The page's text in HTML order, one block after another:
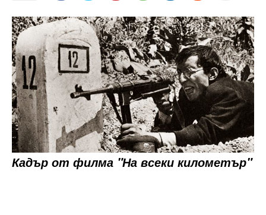
Кадър от филма "На всеки километър"